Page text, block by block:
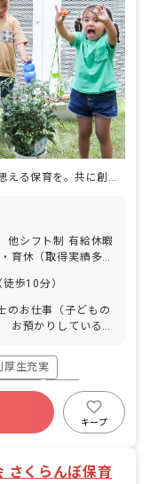
「自分の子どもを預けたい」と思える保育を。共に創る保育士を募集中。
他シフト制 有給休暇
育休（取得実績多
歩10分）
のお仕事（子どもの
お預かりしている子
清潔・衣類の着脱等
社会性の装着 ・行事
らせの作成
厚生充実
完備
有給
産休育休制度
キープ
さくらんぼ保育